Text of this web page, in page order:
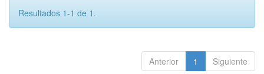
Resultados 1-1 de 1.
Anterior 1 Siguiente